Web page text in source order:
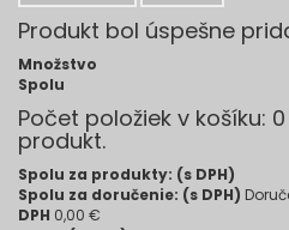
Produkt bol úspešne
Množstvo
Spolu
Počet položiek v košíku: 0
produkt.
Spolu za produkty: (s DPH)
Spolu za doručenie: (s DPH)
DPH 0,00 €